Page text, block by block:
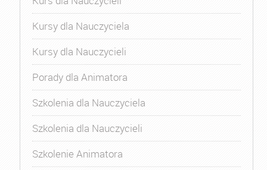
Kursy dla Nauczyciela
Kursy dla Nauczycieli
Porady dla Animatora
Szkolenia dla Nauczyciela
Szkolenia dla Nauczycieli
Szkolenie Animatora